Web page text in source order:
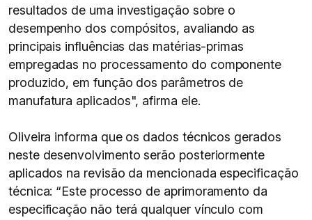
resultados de uma investigação sobre o
desempenho dos compósitos, avaliando as
principais influências das matérias-primas
empregadas no processamento do componente
produzido, em função dos parâmetros de
manufatura aplicados", afirma ele.
Oliveira informa que os dados técnicos gerados
neste desenvolvimento serão posteriormente
aplicados na revisão da mencionada especificação
técnica: “Este processo de aprimoramento da
especificação não terá qualquer vínculo com